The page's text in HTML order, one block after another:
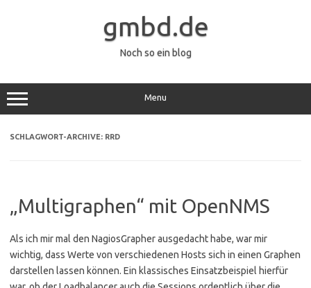
gmbd.de
Noch so ein blog
Menu
SCHLAGWORT-ARCHIVE: RRD
„Multigraphen“ mit OpenNMS
Als ich mir mal den NagiosGrapher ausgedacht habe, war mir
wichtig, dass Werte von verschiedenen Hosts sich in einen Graphen
darstellen lassen können. Ein klassisches Einsatzbeispiel hierfür